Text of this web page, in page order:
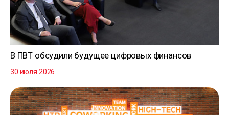
В ПВТ обсудили будущее цифровых финансов
30 июля 2026